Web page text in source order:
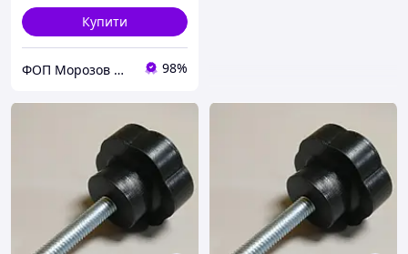
Купити
ФОП Морозов Ю.О. 98%